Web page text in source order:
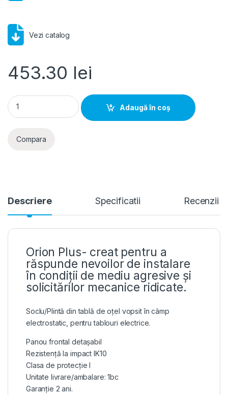
Vezi catalog
453.30 lei
Hager Orion Plus- Soclu Tablou Electric 800x 300, metalic
Adaugă în coș
Compara
Descriere Specificatii Recenzii
Orion Plus- creat pentru a
răspunde nevoilor de instalare
în condiții de mediu agresive și
solicitărilor mecanice ridicate.
Soclu/Plintă din tablă de oțel vopsit în câmp
electrostatic, pentru tablouri electrice.
Panou frontal detașabil
Rezistență la impact IK10
Clasa de protecție I
Unitate livrare/ambalare: 1bc
Garanție 2 ani.